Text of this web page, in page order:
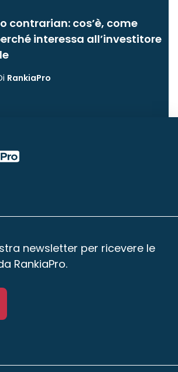
contrarian: cos’è, come
interessa all’investitore
RankiaPro
newsletter per ricevere le
RankiaPro.